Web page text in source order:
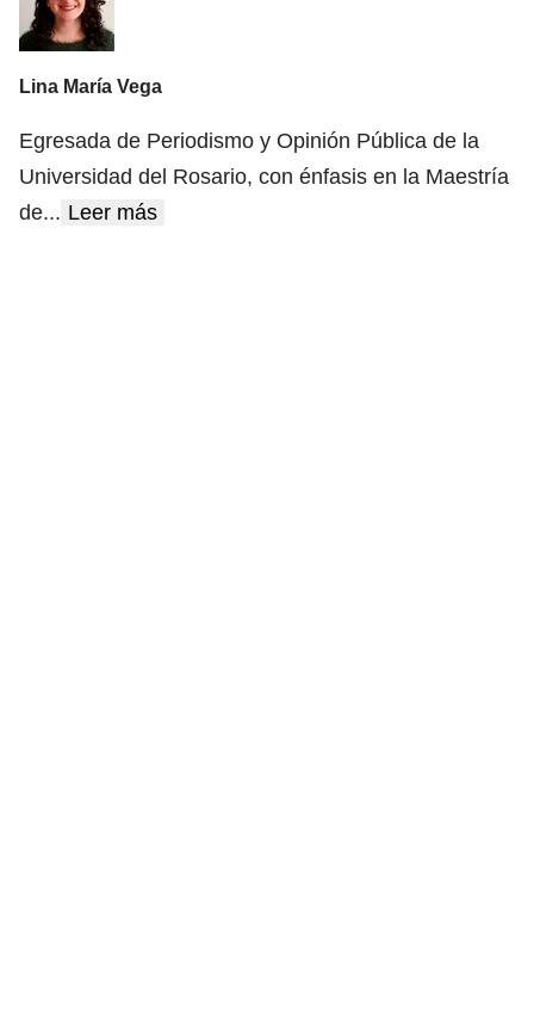
Lina María Vega
Egresada de Periodismo y Opinión Pública de la
Universidad del Rosario, con énfasis en la Maestría
de... Leer más